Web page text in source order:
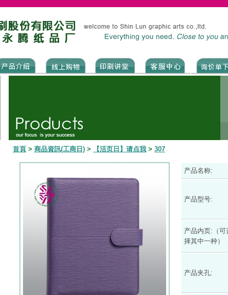
首頁 > 商品資訊(工商日) > 【活页日】请点我 > 307
产品名称:
产品型号:
产品内页:（可
择其中一种）
产品夹孔: